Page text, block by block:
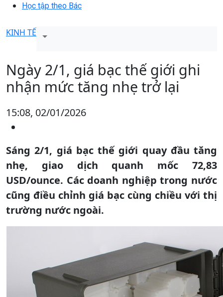
Học tập theo Bác
KINH TẾ
Ngày 2/1, giá bạc thế giới ghi
nhận mức tăng nhẹ trở lại
15:08, 02/01/2026
Sáng 2/1, giá bạc thế giới quay đầu tăng
nhẹ, giao dịch quanh mốc 72,83
USD/ounce. Các doanh nghiệp trong nước
cũng điều chỉnh giá bạc cùng chiều với thị
trường nước ngoài.